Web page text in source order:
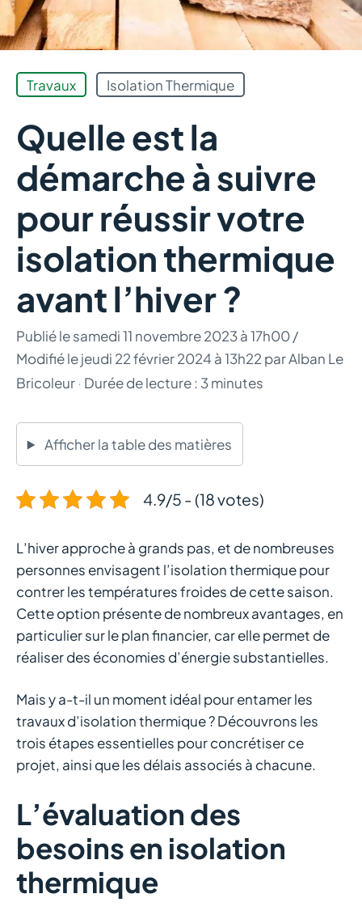
Travaux Isolation Thermique
Quelle est la
démarche à suivre
pour réussir votre
isolation thermique
avant l’hiver ?
Publié lesamedi 11 novembre 2023 à 17h00/
Modifié le jeudi 22 février 2024 à 13h22 parAlban Le
Bricoleur · Durée de lecture : 3 minutes
Afficher la table des matières
4.9/5 - (18 votes)
L’hiver approche à grands pas, et de nombreuses
personnes envisagent l’isolation thermique pour
contrer les températures froides de cette saison.
Cette option présente de nombreux avantages, en
particulier sur le plan financier, car elle permet de
réaliser des économies d’énergie substantielles.
Mais y a-t-il un moment idéal pour entamer les
travaux d’isolation thermique ? Découvrons les
trois étapes essentielles pour concrétiser ce
projet, ainsi que les délais associés à chacune.
L’évaluation des
besoins en isolation
thermique